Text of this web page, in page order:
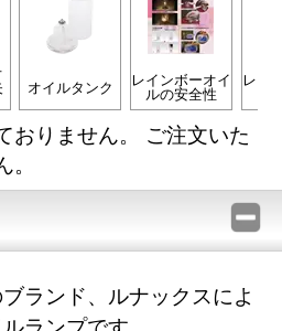
オイルタンク レインボーオイ
ルの安全性
レイ
おりません。 ご注文いた
ランド、ルナックスによ